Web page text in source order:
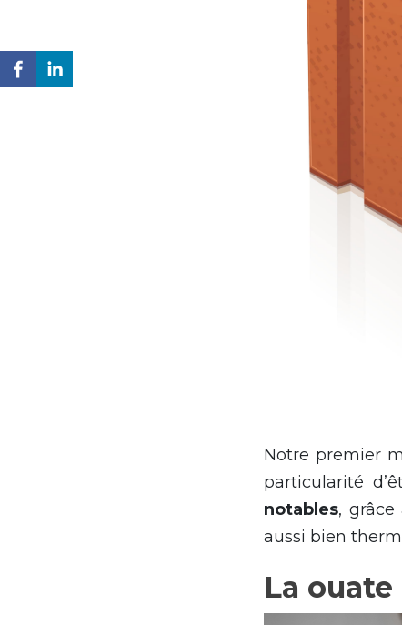
Notre premier
particularité
notables,
aussi bien
La